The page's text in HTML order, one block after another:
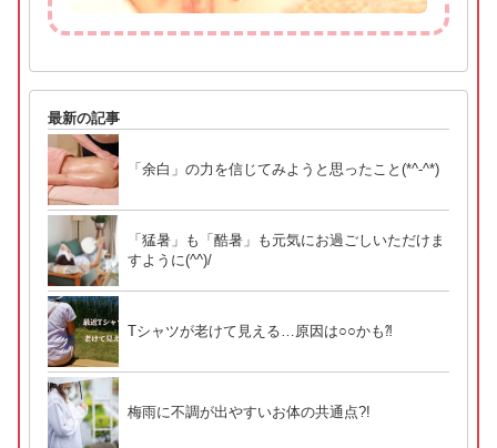
最新の記事
「余白」の力を信じてみようと思ったこと(*^-^*)
「猛暑」も「酷暑」も元気にお過ごしいただけま
すように(^^)/
Tシャツが老けて見える…原因は○○かも⁈
梅雨に不調が出やすいお体の共通点?!